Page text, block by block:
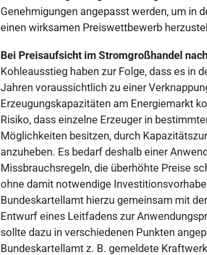
Genehmigungen angepasst werden, um in
einen wirksamen Preiswettbewerb
Bei Preisaufsicht im Stromgroßhandel
Kohleausstieg haben zur Folge, dass es in
Jahren voraussichtlich zu einer
Erzeugungskapazitäten am Energiemarkt
Risiko, dass einzelne Erzeuger in
Möglichkeiten besitzen, durch
anzuheben. Es bedarf deshalb einer
Missbrauchsregeln, die überhöhte Preise
ohne damit notwendige
Bundeskartellamt hierzu gemeinsam mit
Entwurf eines Leitfadens zur
sollte dazu in verschiedenen Punkten
Bundeskartellamt z. B. gemeldete